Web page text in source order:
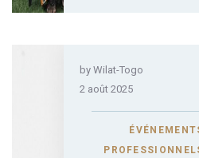
by Wilat-Togo
2 août 2025